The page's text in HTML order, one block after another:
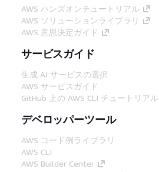
AWS ハンズオンチュートリアル
AWS ソリューションライブラリ
AWS 意思決定ガイド
サービスガイド
生成 AI サービスの選択
AWS サービスガイド
GitHub 上の AWS CLI チュートリアル
デベロッパーツール
AWS コード例ライブラリ
AWS CLI
AWS Builder Center